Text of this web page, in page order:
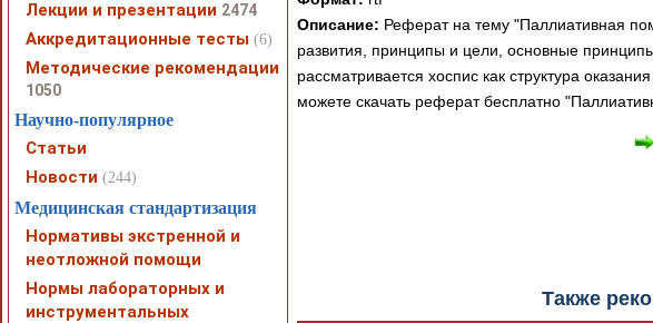
Описание: Реферат на тему "Паллиативная
развития, принципы и цели, основные
рассматривается хоспис как структура
можете скачать реферат бесплатно
Также
Лекции и презентации 2474
Аккредитационные тесты (6)
Методические рекомендации
1050
Научно-популярное
Статьи
Новости (244)
Медицинская стандартизация
Нормативы экстренной и
неотложной помощи
Нормы лабораторных и
инструментальных